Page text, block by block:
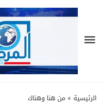
الرئيسية » من هنا وهناك